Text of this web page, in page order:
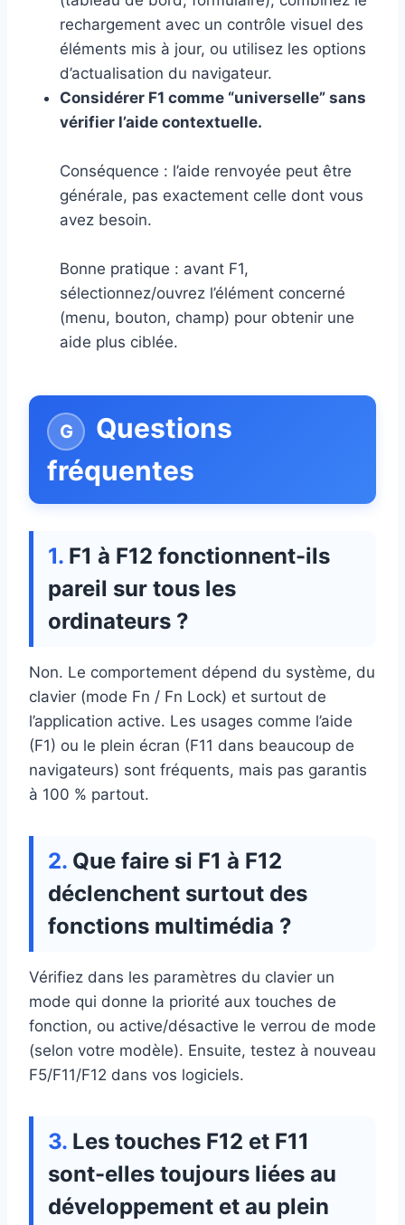
rechargement avec un contrôle visuel des
éléments mis à jour, ou utilisez les options
d’actualisation du navigateur.
Considérer F1 comme “universelle” sans
vérifier l’aide contextuelle.
Conséquence : l’aide renvoyée peut être
générale, pas exactement celle dont vous
avez besoin.
Bonne pratique : avant F1,
sélectionnez/ouvrez l’élément concerné
(menu, bouton, champ) pour obtenir une
aide plus ciblée.
Questions
fréquentes
F1 à F12 fonctionnent-ils
pareil sur tous les
ordinateurs ?
Non. Le comportement dépend du système, du
clavier (mode Fn / Fn Lock) et surtout de
l’application active. Les usages comme l’aide
(F1) ou le plein écran (F11 dans beaucoup de
navigateurs) sont fréquents, mais pas garantis
à 100 % partout.
Que faire si F1 à F12
déclenchent surtout des
fonctions multimédia ?
Vérifiez dans les paramètres du clavier un
mode qui donne la priorité aux touches de
fonction, ou active/désactive le verrou de mode
(selon votre modèle). Ensuite, testez à nouveau
F5/F11/F12 dans vos logiciels.
Les touches F12 et F11
sont-elles toujours liées au
développement et au plein